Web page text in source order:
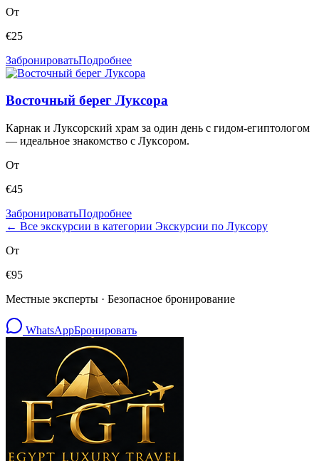
От
€25
ЗабронироватьПодробнее
Восточный берег Луксора
Карнак и Луксорский храм за один день с гидом-египтологом
— идеальное знакомство с Луксором.
От
€45
ЗабронироватьПодробнее
← Все экскурсии в категории Экскурсии по Луксору
От
€95
Местные эксперты · Безопасное бронирование
WhatsAppБронировать